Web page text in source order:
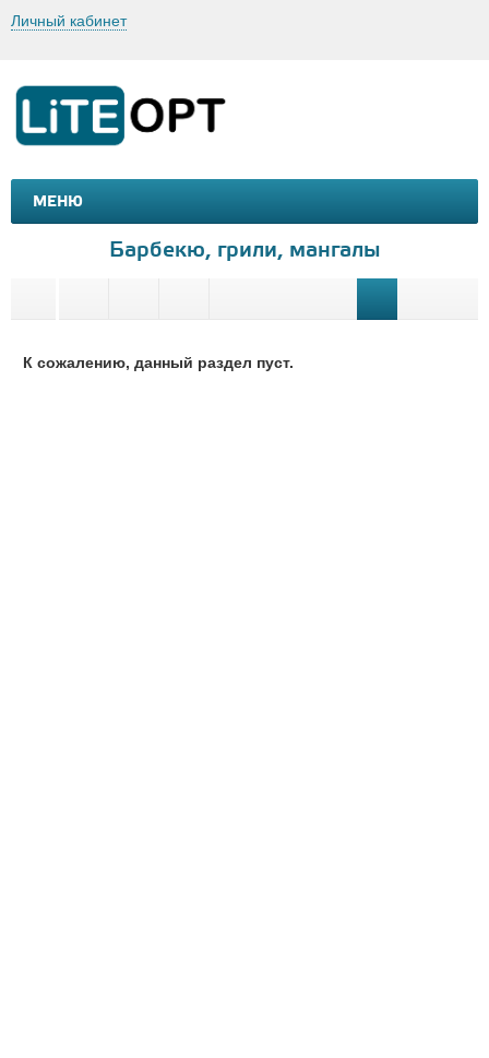
Личный кабинет
МЕНЮ
МАШИНКИ И МОТОЦИКЛЫ
Барбекю, грили, мангалы
К сожалению, данный раздел пуст.